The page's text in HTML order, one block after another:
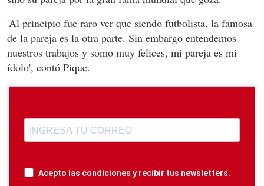
'Al principio fue raro ver que siendo futbolista, la famosa
de la pareja es la otra parte. Sin embargo entendemos
nuestros trabajos y somo muy felices, mi pareja es mi
ídolo', contó Pique.
Acepto las condiciones y recibir tus newsletters.